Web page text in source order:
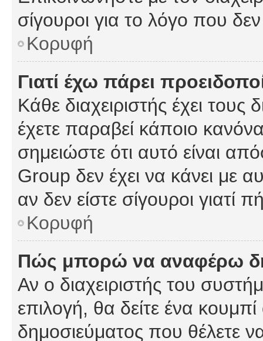
σίγουροι για το λόγο που
Κορυφή
Γιατί έχω πάρει
Κάθε διαχειριστής έχει
έχετε παραβεί κάποιο
σημειώστε ότι αυτό είναι
Group δεν έχει να κάνει με
αν δεν είστε σίγουροι γιατί
Κορυφή
Πώς μπορώ να αναφέρω
Αν ο διαχειριστής του
επιλογή, θα δείτε ένα
δημοσιεύματος που θέλετε